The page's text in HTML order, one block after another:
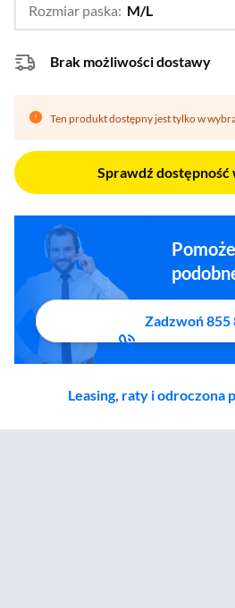
Rozmiar paska: M/L
Brak możliwości dostawy
Ten produkt dostępny jest tylko w
Sprawdź dostępność
Zadzwoń 855
Leasing, raty i odroczona